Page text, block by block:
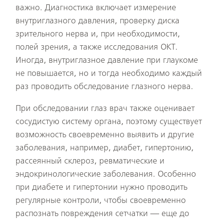
важно. Диагностика включает измерение
внутриглазного давления, проверку диска
зрительного нерва и, при необходимости,
полей зрения, а также исследования ОКТ.
Иногда, внутриглазное давление при глаукоме
не повышается, но и тогда необходимо каждый
раз проводить обследование глазного нерва.
При обследовании глаз врач также оценивает
сосудистую систему органа, поэтому существует
возможность своевременно выявить и другие
заболевания, например, диабет, гипертонию,
рассеянный склероз, ревматические и
эндокринологические заболевания. Особенно
при диабете и гипертонии нужно проводить
регулярные контроли, чтобы своевременно
распознать повреждения сетчатки — еще до